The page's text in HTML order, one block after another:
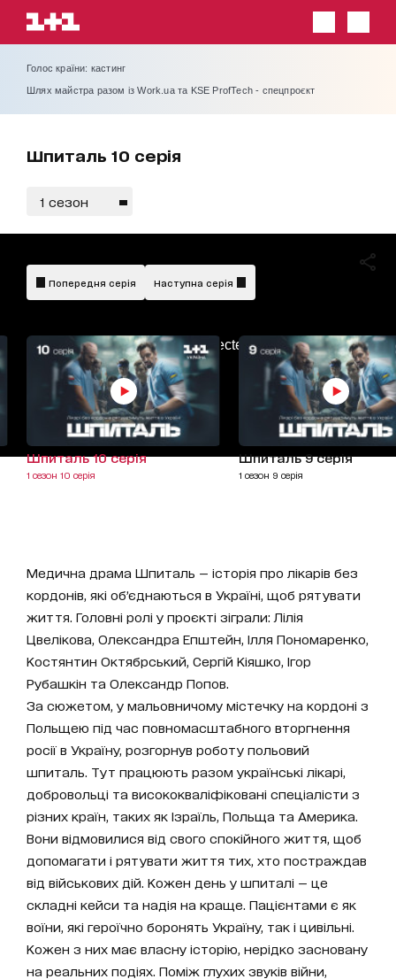
Голос країни: кастинг
Шлях майстра разом із Work.ua та KSE ProfTech - спецпроєкт
Шпиталь 10 серія
1 сезон
AdBlockDetected!
Попередня серія Наступна серія
Шпиталь 10 серія
1 сезон 10 серія
Шпиталь 9 серія
1 сезон 9 серія
Медична драма Шпиталь — історія про лікарів без
кордонів, які обʼєднаються в Україні, щоб рятувати
життя. Головні ролі у проєкті зіграли: Лілія
Цвелікова, Олександра Епштейн, Ілля Пономаренко,
Костянтин Октябрський, Сергій Кіяшко, Ігор
Рубашкін та Олександр Попов.
За сюжетом, у мальовничому містечку на кордоні з
Польщею під час повномасштабного вторгнення
росії в Україну, розгорнув роботу польовий
шпиталь. Тут працюють разом українські лікарі,
добровольці та висококваліфіковані спеціалісти з
різних країн, таких як Ізраїль, Польща та Америка.
Вони відмовилися від свого спокійного життя, щоб
допомагати і рятувати життя тих, хто постраждав
від військових дій. Кожен день у шпиталі — це
складні кейси та надія на краще. Пацієнтами є як
воїни, які героїчно боронять Україну, так і цивільні.
Кожен з них має власну історію, нерідко засновану
на реальних подіях. Поміж глухих звуків війни,